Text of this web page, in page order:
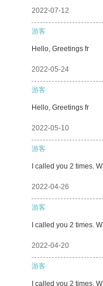
2022-07-12
游客
Hello, Greetings fr
2022-05-24
游客
Hello, Greetings fr
2022-05-10
游客
I called you 2 times. W
2022-04-26
游客
I called you 2 times. W
2022-04-20
游客
I called you 2 times. W